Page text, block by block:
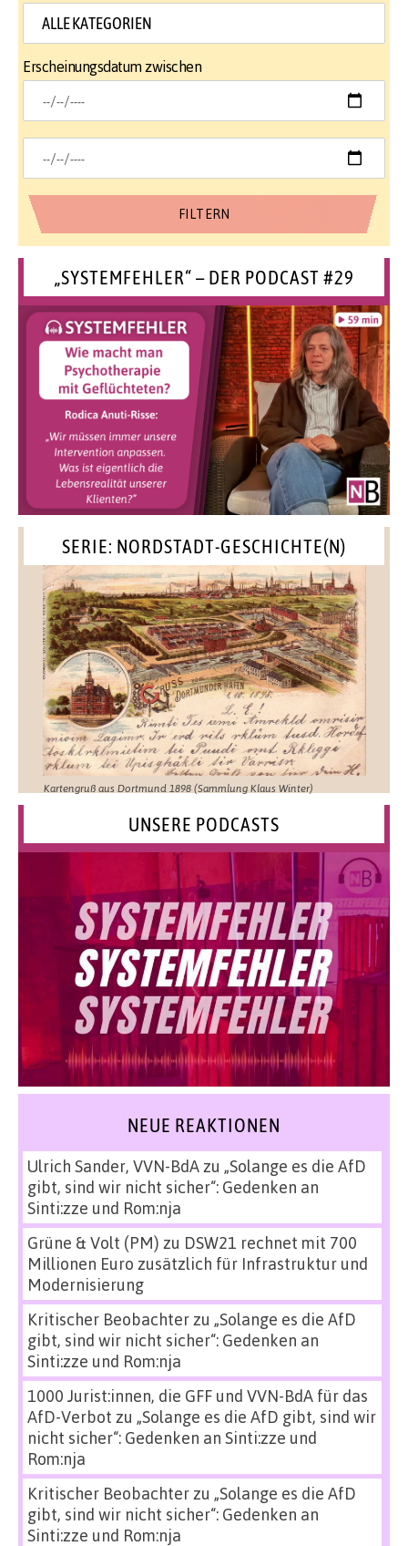
Erscheinungsdatum zwischen
„SYSTEMFEHLER“ – DER PODCAST #29
SERIE: NORDSTADT-GESCHICHTE(N)
Kartengruß aus Dortmund 1898 (Sammlung Klaus Winter)
UNSERE PODCASTS
NEUE REAKTIONEN
Ulrich Sander, VVN-BdAzu „Solange es die AfD
gibt, sind wir nicht sicher“: Gedenken an
Sinti:zze und Rom:nja
Grüne & Volt (PM) zu DSW21 rechnet mit 700
Millionen Euro zusätzlich für Infrastruktur und
Modernisierung
Kritischer Beobachterzu „Solange es die AfD
gibt, sind wir nicht sicher“: Gedenken an
Sinti:zze und Rom:nja
1000 Jurist:innen, die GFF und VVN-BdA für das
AfD-Verbot zu „Solange es die AfD gibt, sind wir
nicht sicher“: Gedenken an Sinti:zze und
Rom:nja
Kritischer Beobachterzu „Solange es die AfD
gibt, sind wir nicht sicher“: Gedenken an
Sinti:zze und Rom:nja